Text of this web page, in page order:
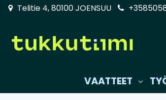
Siirry pääsisältöön
Telitie 4, 80100 JOENSUU
VAATTEET